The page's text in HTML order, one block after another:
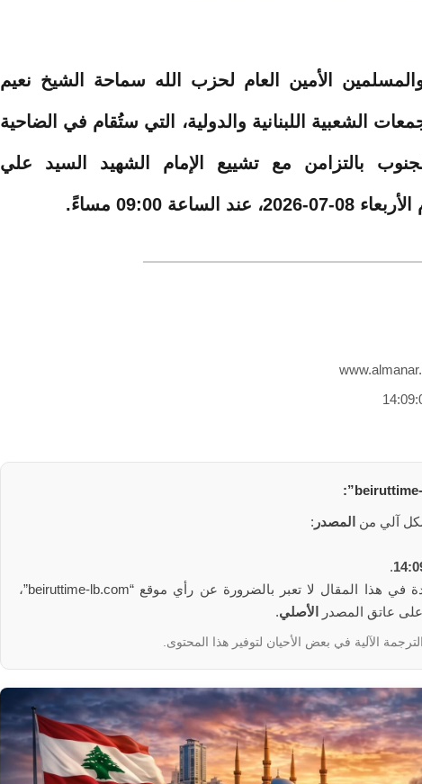
الأمين العام لحزب الله سماحة الشيخ نعيم
الشعبية اللبنانية والدولية، التي ستُقام في الضاحية
بالتزامن مع تشييع الإمام الشهيد السيد علي
الساعة 09:00 مساءً.
آلي من المصدر :
.
الآراء والمعلومات الواردة في هذا المقال لا تعبر بالضرورة عن رأي موقع “beiruttime-lb.com”،
على عاتق المصدر
الأصلي.
الآلية في بعض الأحيان لتوفير هذا المحتوى.